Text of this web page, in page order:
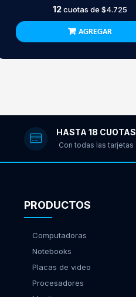
12cuotas de$4.725
AGREGAR
HASTA 18 CUOTAS
Con todas las tarjetas
PRODUCTOS
Computadoras
Notebooks
Placas de video
Procesadores